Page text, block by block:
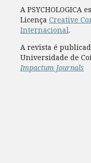
A PSYCHOLOGICA
Licença Creative
Internacional.
A revista é
Universidade de
Impactum Journals